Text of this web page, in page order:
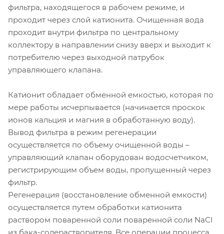
фильтра, находящегося в рабочем режиме, и
проходит через слой катионита. Очищенная вода
проходит внутри фильтра по центральному
коллектору в направлении снизу вверх и выходит к
потребителю через выходной патрубок
управляющего клапана.
Катионит обладает обменной емкостью, которая по
мере работы исчерпывается (начинается проскок
ионов кальция и магния в обработанную воду).
Вывод фильтра в режим регенерации
осуществляется по объему очищенной воды –
управляющий клапан оборудован водосчетчиком,
регистрирующим объем воды, пропущенный через
фильтр.
Регенерация (восстановление обменной емкости)
осуществляется путем обработки катионита
раствором поваренной соли поваренной соли NaCl